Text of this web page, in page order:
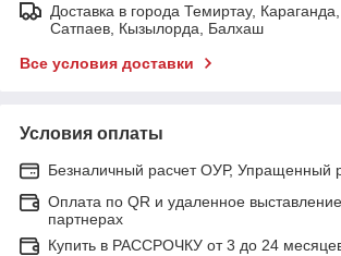
Доставка в города Темиртау, Караганда,
Сатпаев, Кызылорда, Балхаш
Все условия доставки
Условия оплаты
Безналичный расчет ОУР, Упращенный
Оплата по QR и удаленное
партнерах
Купить в РАССРОЧКУ от 3 до 24